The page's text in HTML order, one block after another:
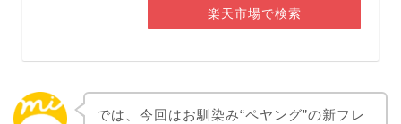
楽天市場で検索
では、今回はお馴染み“ペヤング”の新フレ